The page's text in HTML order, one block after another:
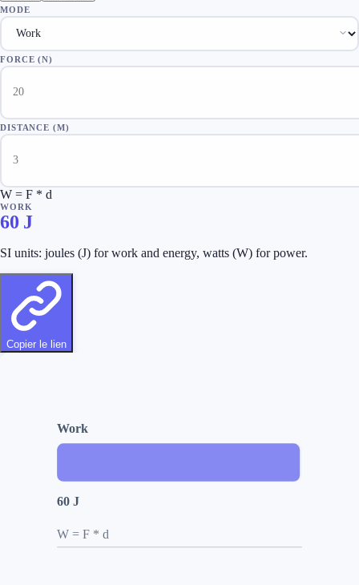
MODE
FORCE (N)
DISTANCE (M)
W = F * d
WORK
60 J
SI units: joules (J) for work and energy, watts (W) for power.
Copier le lien
Work
60 J
W = F * d